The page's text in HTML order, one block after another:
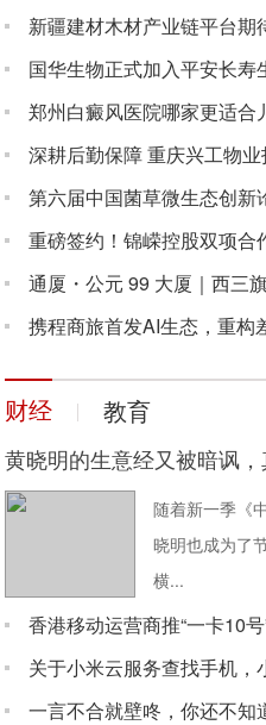
新疆建材木材产业链平台期
国华生物正式加入平安长寿
郑州白癜风医院哪家更适合
深耕后勤保障 重庆兴工物
第六届中国菌草微生态创新
重磅签约！锦嵘控股双项合
通厦・公元 99 大厦｜西三
携程商旅首发AI生态，重构
财经 教育
黄晓明的生意经又被暗讽
随着新一季《
晓明也成为了
横...
香港移动运营商推“一卡10
关于小米云服务查找手机，
一言不合就壁咚，你还不知